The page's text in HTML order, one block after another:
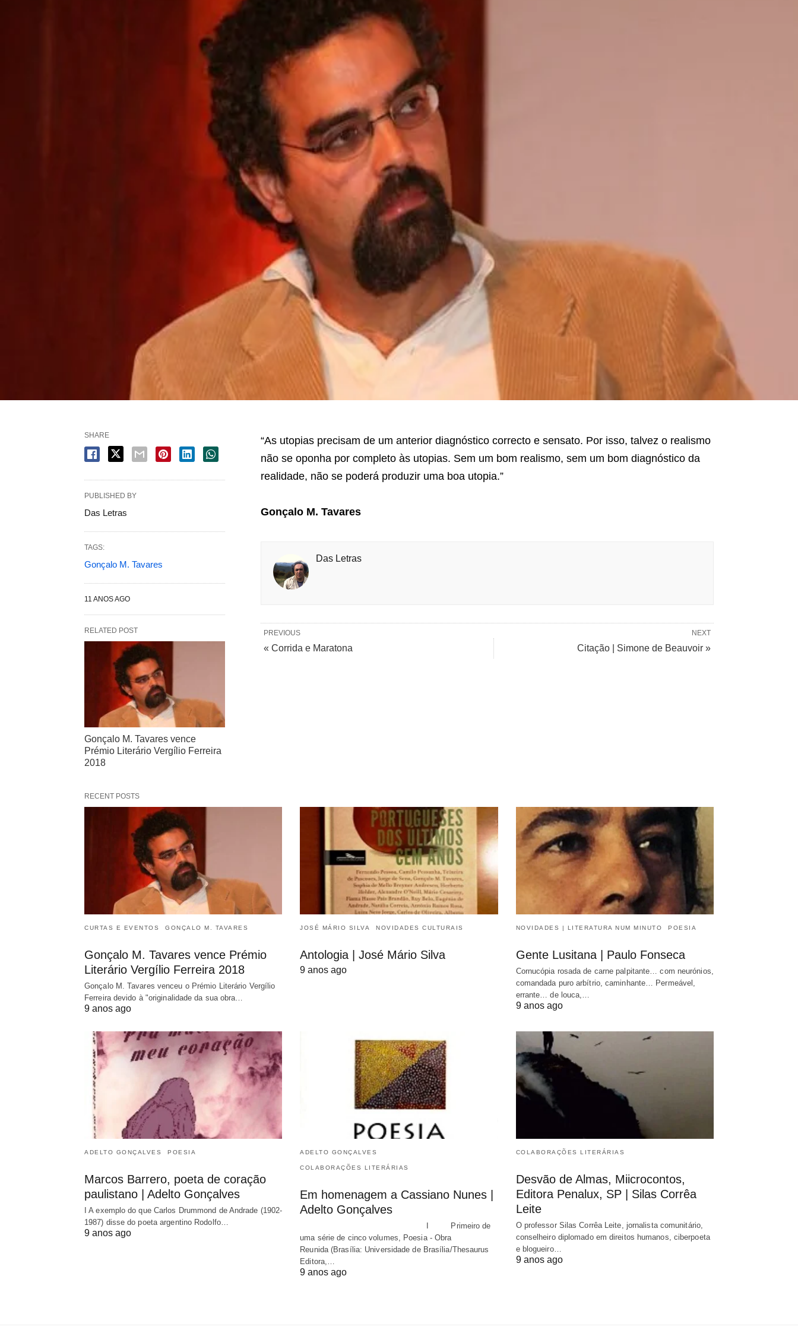
“As utopias precisam de um anterior diagnóstico correcto e sensato. Por isso, talvez o realismo
não se oponha por completo às utopias. Sem um bom realismo, sem um bom diagnóstico da
realidade, não se poderá produzir uma boa utopia.”
Gonçalo M. Tavares
Das Letras
NEXT
Citação | Simone de Beauvoir »
PREVIOUS
« Corrida e Maratona
SHARE
PUBLISHED BY
Das Letras
TAGS:
Gonçalo M. Tavares
11 ANOS AGO
RELATED POST
Gonçalo M. Tavares vence
Prémio Literário Vergílio Ferreira
2018
RECENT POSTS
CURTAS E EVENTOS GONÇALO M. TAVARES
Gonçalo M. Tavares vence Prémio
Literário Vergílio Ferreira 2018
Gonçalo M. Tavares venceu o Prémio Literário Vergílio
Ferreira devido à "originalidade da sua obra…
9 anos ago
JOSÉ MÁRIO SILVA NOVIDADES CULTURAIS
Antologia | José Mário Silva
9 anos ago
NOVIDADES | LITERATURA NUM MINUTO POESIA
Gente Lusitana | Paulo Fonseca
Cornucópia rosada de carne palpitante… com neurónios,
comandada puro arbítrio, caminhante… Permeável,
errante… de louca,…
9 anos ago
ADELTO GONÇALVES POESIA
Marcos Barrero, poeta de coração
paulistano | Adelto Gonçalves
I A exemplo do que Carlos Drummond de Andrade (1902-
1987) disse do poeta argentino Rodolfo…
9 anos ago
ADELTO GONÇALVES
COLABORAÇÕES LITERÁRIAS
Em homenagem a Cassiano Nunes |
Adelto Gonçalves
I Primeiro de
uma série de cinco volumes, Poesia - Obra
Reunida (Brasília: Universidade de Brasília/Thesaurus
Editora,…
9 anos ago
COLABORAÇÕES LITERÁRIAS
Desvão de Almas, Miicrocontos,
Editora Penalux, SP | Silas Corrêa
Leite
O professor Silas Corrêa Leite, jornalista comunitário,
conselheiro diplomado em direitos humanos, ciberpoeta
e blogueiro…
9 anos ago